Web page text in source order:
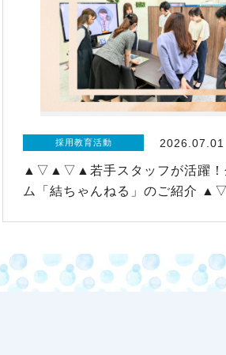
採用教育活動 2026.07.01
▲▽▲▽▲若手スタッフが活躍！
ム「結ちゃんねる」のご紹介